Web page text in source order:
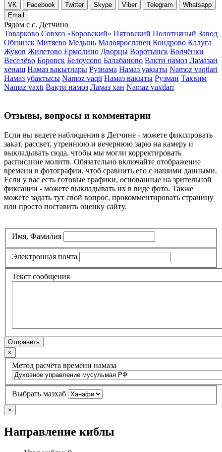
VK Facebook Twitter Skype Viber Telegram
Whatsapp
Email
Рядом с с. Детчино
Товарково Совхоз «Боровский» Пятовский Полотняный Завод
Обнинск Митяево Медынь Малоярославец Кондрово Калуга
Жуков Жилетово Ермолино Дворцы Воротынск Волчёнки
Веселёво Боровск Белоусово Балабаново Вакти намоз Ламазан
хенаш Намаз вакытлары Рузнама Намаз уақыты Namoz vaqtlari
Намаз убактысы Namoz vaqti Намаз вакыты Рузман Таквим
Namaz vaxti Вақти намоз Ламаз хан Namaz vaxtlari
Отзывы, вопросы и комментарии
Если вы ведете наблюдения в Детчине - можете фиксировать
закат, рассвет, утреннюю и вечернюю зарю на камеру и
выкладывать сюда, чтобы мы могли корректировать
расписание молитв. Обязательно включайте отображение
времени в фотографии, чтоб сравнить его с нашими данными.
Если у вас есть готовые графики, основанные на зрительной
фиксации - можете выкладывать их в виде фото. Также
можете задать тут свой вопрос, прокомментировать страницу
или просто поставить оценку сайту.
Имя, Фамилия
Электронная почта
Текст сообщения
Отправить
×
Метод расчёта времени намаза
Выбрать мазхаб
×
Направление киблы